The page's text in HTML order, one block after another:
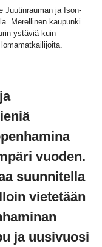
Juutinrauman ja Ison-
Merellinen kaupunki
ystäviä kuin
vuoden.
suunnitella
vietetään
ja uusivuosi